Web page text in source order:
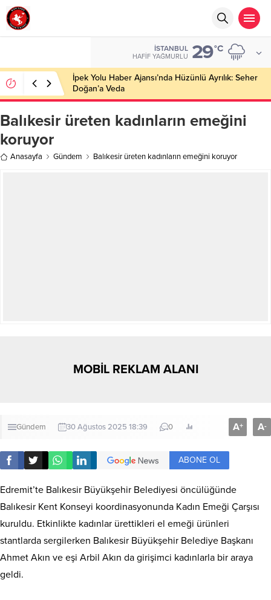
İSTANBUL
HAFIF YAĞMURLU 29°C
İpek Yolu Haber Ajansı’nda Hüzünlü Ayrılık: Seher
Doğan’a Veda
Balıkesir üreten kadınların emeğini
koruyor
Anasayfa Gündem Balıkesir üreten kadınların emeğini koruyor
MOBİL REKLAM ALANI
Gündem 30 Ağustos 2025 18:39 0 A+ A-
ABONE OL
Edremit’te Balıkesir Büyükşehir Belediyesi öncülüğünde
Balıkesir Kent Konseyi koordinasyonunda Kadın Emeği Çarşısı
kuruldu. Etkinlikte kadınlar ürettikleri el emeği ürünleri
stantlarda sergilerken Balıkesir Büyükşehir Belediye Başkanı
Ahmet Akın ve eşi Arbil Akın da girişimci kadınlarla bir araya
geldi.